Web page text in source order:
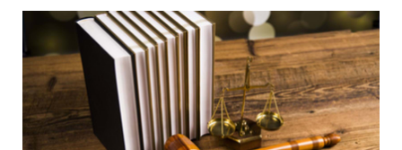
Journal
Juridique
Mot de l'éditeur